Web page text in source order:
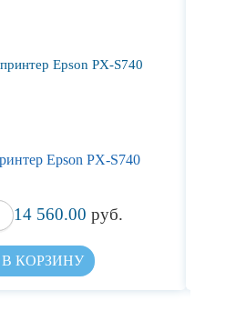
Epson PX-S740
14 560.00 руб.
В КОРЗИНУ